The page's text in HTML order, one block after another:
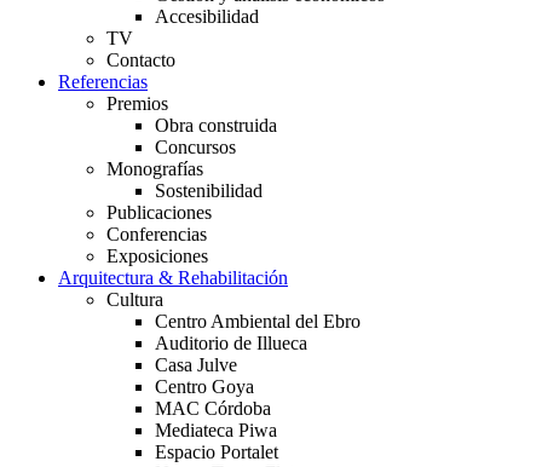
Accesibilidad
TV
Contacto
Referencias
Premios
Obra construida
Concursos
Monografías
Sostenibilidad
Publicaciones
Conferencias
Exposiciones
Arquitectura & Rehabilitación
Cultura
Centro Ambiental del Ebro
Auditorio de Illueca
Casa Julve
Centro Goya
MAC Córdoba
Mediateca Piwa
Espacio Portalet